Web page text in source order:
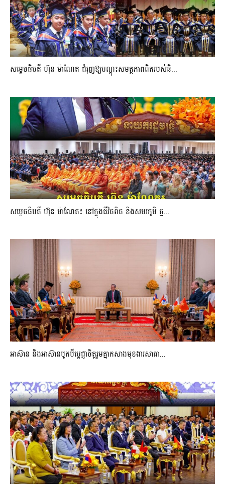
សម្តេចធិបតី ហ៊ុន ម៉ាណែត ជំរុញឱ្យបណ្តុះសមត្ថភាពពិតរបស់និ...
សម្តេចធិបតី ហ៊ុន ម៉ាណែត៖ នៅក្នុងជីវិតពិត និងសមរភូមិ គ្ម...
អាស៊ាន និងអាស៊ានបូកបីប្តេជ្ញាចិត្តរួមគ្នាកសាងមុខងារសាធា...